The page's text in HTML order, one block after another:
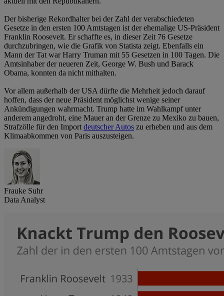
Der bisherige Rekordhalter bei der Zahl der verabschiedeten
Gesetze in den ersten 100 Amtstagen ist der ehemalige US-Präsident
Franklin Roosevelt. Er schaffte es, in dieser Zeit 76 Gesetze
durchzubringen, wie die Grafik von Statista zeigt. Ebenfalls ein
Mann der Tat war Harry Truman mit 55 Gesetzen in 100 Tagen. Die
Amtsinhaber der neueren Zeit, George W. Bush und Barack
Obama, konnten da nicht mithalten.
Vor allem außerhalb der USA dürfte die Mehrheit jedoch darauf
hoffen, dass der neue Präsident möglichst wenige seiner
Ankündigungen wahrmacht. Trump hatte im Wahlkampf unter
anderem angedroht, eine Mauer an der Grenze zu Mexiko zu bauen,
Strafzölle für den Importdeutscher Autos zu erheben und aus dem
Klimaabkommen von Paris auszusteigen.
Frauke Suhr
Data Analyst